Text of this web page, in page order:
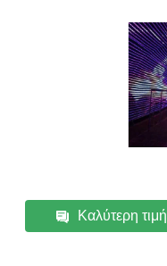
Καλύτερη τιμή